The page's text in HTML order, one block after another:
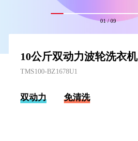
01/09
10公斤双动力波轮洗衣机
TMS100-BZ1678U1
双动力 免清洗